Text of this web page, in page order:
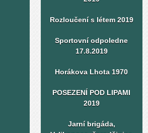
Rozloučení s létem 2019
Sportovní odpoledne
17.8.2019
Horákova Lhota 1970
POSEZENÍ POD LIPAMI
2019
Jarní brigáda,